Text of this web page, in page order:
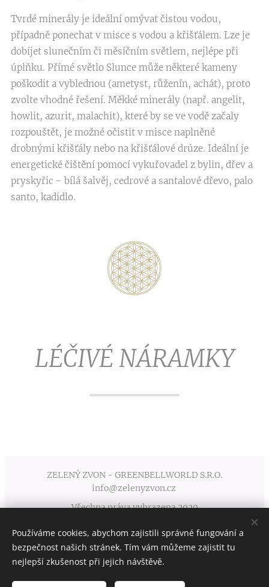
Tvrdé minerály je ideální omývat čistou vodou,
případně ponechat v misce s vodou a křišťálem. Lze je
dobíjet slunečním či měsíčním světlem, nejlépe při
úplňku. Přímé světlo Slunce může některé kameny
poškodit a vyblednou (ametyst, růženín, achát), proto
zvolte vhodné řešení. Měkké minerály (např. angelit,
howlit, azurit, malachit), které by se ve vodě začaly
rozpouštět, je možné očistit v misce naplněné
drobnými křišťály nebo na křišťálové drúze. Ideální je
energetické čištění pomocí vykuřovadel z bylin, dřev a
pryskyřic - bílá šalvěj, cedrové a santalové dřevo, palo
santo, kadidlo.
LÉČIVÉ NÁRAMKY
ZELENÝ ZVON - GREENBELLWORLD S.R.O.
info@zelenyzvon.cz
Všechna práva vyhrazena 2020
Obchodní podmínky Cookies
Používáme cookies, abychom zajistili správné fungování a
bezpečnost našich stránek. Tím vám můžeme zajistit tu
nejlepší zkušenost při jejich návštěvě.